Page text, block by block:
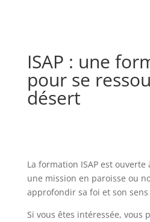
ISAP : une
pour se
désert
La formation ISAP est
une mission en paroisse ou
approfondir sa foi et son sens
Si vous êtes intéressée, vous